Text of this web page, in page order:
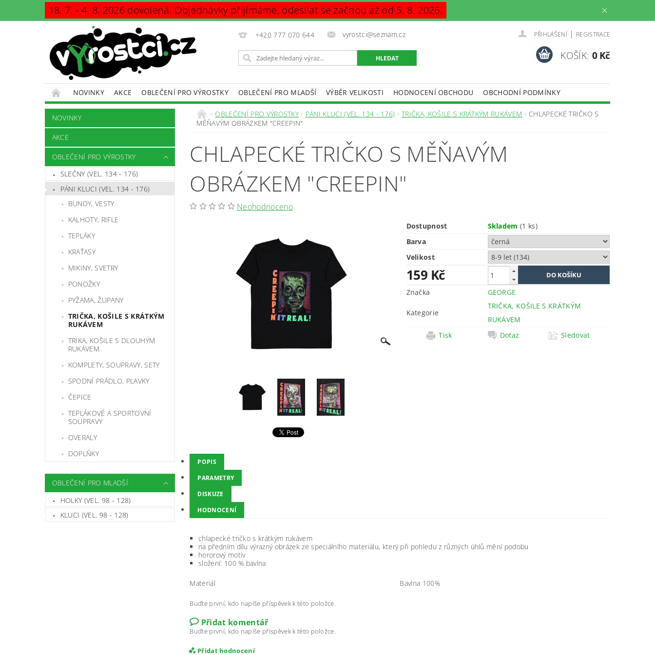
18. 7. - 4. 8. 2026 dovolená. Objednávky přijímáme, odesílat se začnou až od 5. 8. 2026.
+420 777 070 644 vyrostci@seznam.cz PŘIHLÁŠENÍ | REGISTRACE
KOŠÍK: 0 Kč
NOVINKY AKCE OBLEČENÍ PRO VÝROSTKY OBLEČENÍ PRO MLADŠÍ VÝBĚR VELIKOSTI HODNOCENÍ OBCHODU
OBCHODNÍ PODMÍNKY
KONTAKTY
PODMÍNKY OCHRANY OSOBNÍCH ÚDAJŮ
NOVINKY
AKCE
OBLEČENÍ PRO VÝROSTKY
SLEČNY (VEL. 134 - 176)
PÁNI KLUCI (VEL. 134 - 176)
BUNDY, VESTY
KALHOTY, RIFLE
TEPLÁKY
KRAŤASY
MIKINY, SVETRY
PONOŽKY
PYŽAMA, ŽUPANY
TRIČKA, KOŠILE S KRÁTKÝM
RUKÁVEM
TRIKA, KOŠILE S DLOUHÝM
RUKÁVEM
KOMPLETY, SOUPRAVY, SETY
SPODNÍ PRÁDLO, PLAVKY
ČEPICE
TEPLÁKOVÉ A SPORTOVNÍ
SOUPRAVY
OVERALY
DOPLŇKY
OBLEČENÍ PRO MLADŠÍ
HOLKY (VEL. 98 - 128)
KLUCI (VEL. 98 - 128)
OBLEČENÍ PRO VÝROSTKY PÁNI KLUCI (VEL. 134 - 176) TRIČKA, KOŠILE S KRÁTKÝM RUKÁVEM
CHLAPECKÉ TRIČKO S
MĚŇAVÝM OBRÁZKEM "CREEPIN"
CHLAPECKÉ TRIČKO S MĚŇAVÝM
OBRÁZKEM "CREEPIN"
Neohodnoceno
Dostupnost Skladem(1 ks)
Barva
Velikost
159 Kč
Značka GEORGE
Kategorie
TRIČKA, KOŠILE S KRÁTKÝM
RUKÁVEM
Tisk
Dotaz Sledovat
POPIS
PARAMETRY
DISKUZE
HODNOCENÍ
chlapecké tričko s krátkým rukávem
na předním dílu výrazný obrázek ze speciálního materiálu, který při pohledu z různých úhlů mění podobu
hororový motiv
složení: 100 % bavlna
Materiál Bavlna 100%
Buďte první, kdo napíše příspěvek k této položce.
Přidat komentář
Buďte první, kdo napíše příspěvek k této položce.
Přidat hodnocení